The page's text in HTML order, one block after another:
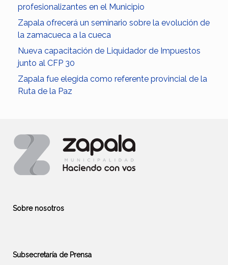
profesionalizantes en el Municipio
Zapala ofrecerá un seminario sobre la evolución de
la zamacueca a la cueca
Nueva capacitación de Liquidador de Impuestos
junto al CFP 30
Zapala fue elegida como referente provincial de la
Ruta de la Paz
Sobre nosotros
Subsecretaría de Prensa